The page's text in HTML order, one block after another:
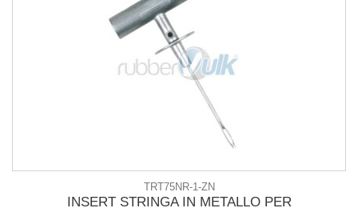
TRT75NR-1-ZN
INSERT STRINGA IN METALLO PER